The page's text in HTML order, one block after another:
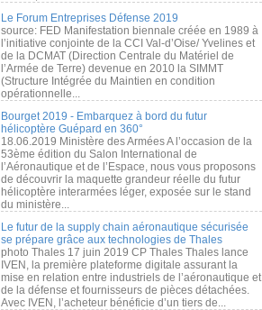
Le Forum Entreprises Défense 2019
source: FED Manifestation biennale créée en 1989 à
l’initiative conjointe de la CCI Val-d’Oise/ Yvelines et
de la DCMAT (Direction Centrale du Matériel de
l’Armée de Terre) devenue en 2010 la SIMMT
(Structure Intégrée du Maintien en condition
opérationnelle...
Bourget 2019 - Embarquez à bord du futur
hélicoptère Guépard en 360°
18.06.2019 Ministère des Armées A l’occasion de la
53ème édition du Salon International de
l’Aéronautique et de l’Espace, nous vous proposons
de découvrir la maquette grandeur réelle du futur
hélicoptère interarmées léger, exposée sur le stand
du ministère...
Le futur de la supply chain aéronautique sécurisée
se prépare grâce aux technologies de Thales
photo Thales 17 juin 2019 CP Thales Thales lance
IVEN, la première plateforme digitale assurant la
mise en relation entre industriels de l’aéronautique et
de la défense et fournisseurs de pièces détachées.
Avec IVEN, l’acheteur bénéficie d’un tiers de...